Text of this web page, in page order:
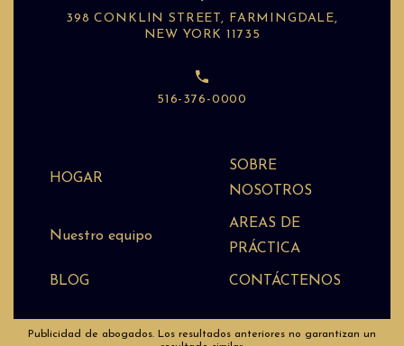
398 CONKLIN STREET, FARMINGDALE,
NEW YORK 11735
516-376-0000
HOGAR
SOBRE
NOSOTROS
Nuestro equipo
AREAS DE
PRÁCTICA
BLOG CONTÁCTENOS
Publicidad de abogados. Los resultados anteriores no garantizan un